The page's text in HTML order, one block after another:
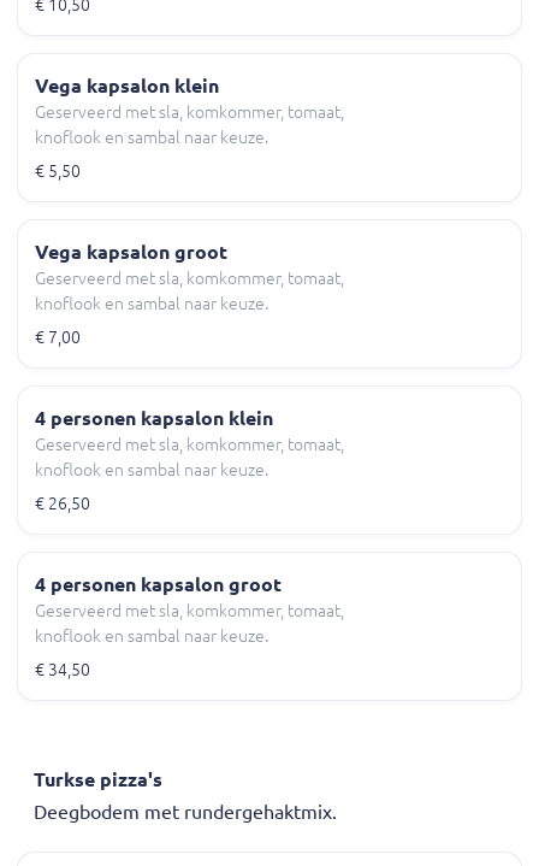
€ 10,50
Vega kapsalon klein
Geserveerd met sla, komkommer, tomaat,
knoflook en sambal naar keuze.
€ 5,50
Vega kapsalon groot
Geserveerd met sla, komkommer, tomaat,
knoflook en sambal naar keuze.
€ 7,00
4 personen kapsalon klein
Geserveerd met sla, komkommer, tomaat,
knoflook en sambal naar keuze.
€ 26,50
4 personen kapsalon groot
Geserveerd met sla, komkommer, tomaat,
knoflook en sambal naar keuze.
€ 34,50
Turkse pizza's
Deegbodem met rundergehaktmix.